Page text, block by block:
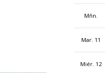
Mñn.
Mar. 11
Miér. 12